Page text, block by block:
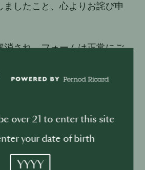
ましたこと、心よりお詫び申
消され、フォームは正常にご
ームはこちらです。
over 21 to enter this site
your date of birth
YYYY